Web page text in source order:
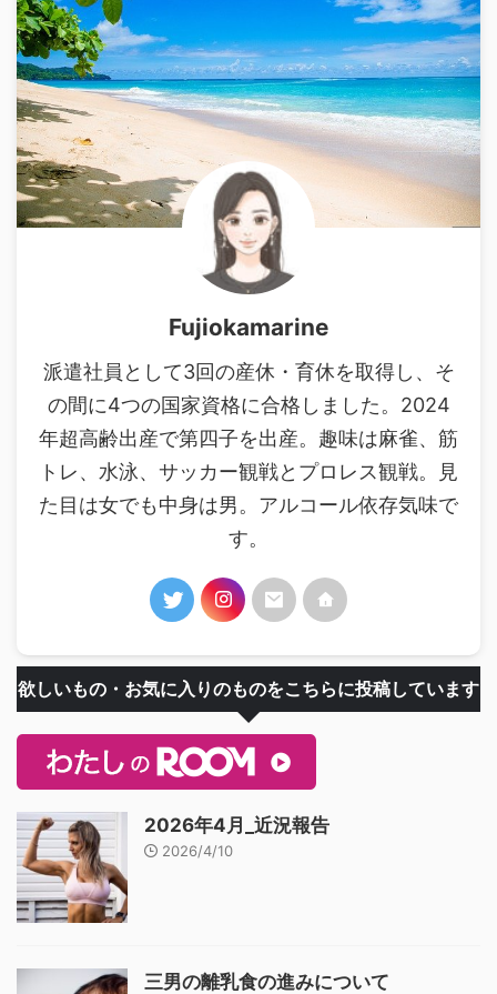
Fujiokamarine
派遣社員として3回の産休・育休を取得し、そ
の間に4つの国家資格に合格しました。2024
年超高齢出産で第四子を出産。趣味は麻雀、筋
トレ、水泳、サッカー観戦とプロレス観戦。見
た目は女でも中身は男。アルコール依存気味で
す。
欲しいもの・お気に入りのものをこちらに投稿しています
2026年4月_近況報告
2026/4/10
三男の離乳食の進みについて